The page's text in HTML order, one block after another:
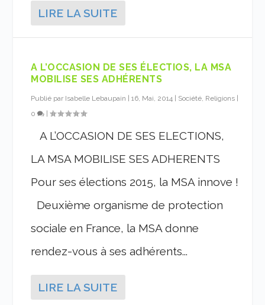
LIRE LA SUITE
A L’OCCASION DE SES ÉLECTIOS, LA MSA
MOBILISE SES ADHÉRENTS
Publié par Isabelle Lebaupain |16, Mai, 2014 Société, Religions
0
|
A L’OCCASION DE SES ELECTIONS,
LA MSA MOBILISE SES ADHERENTS
Pour ses élections 2015, la MSA innove !
Deuxième organisme de protection
sociale en France, la MSA donne
rendez-vous à ses adhérents...
LIRE LA SUITE